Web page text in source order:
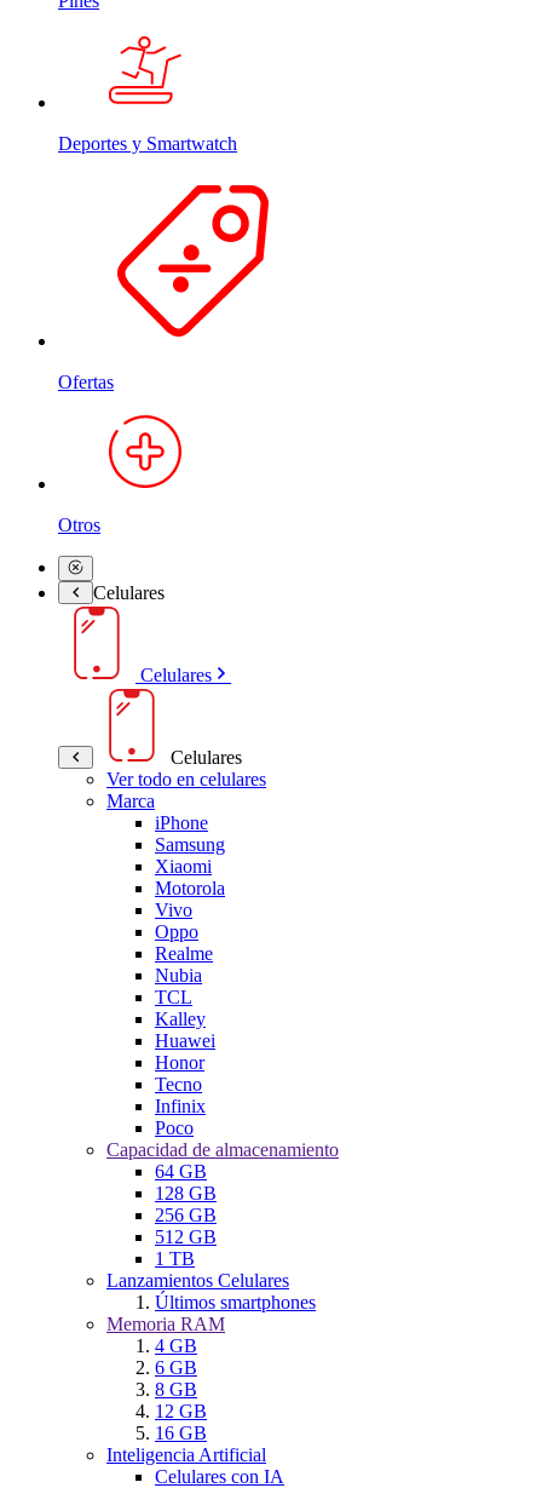
Deportes y Smartwatch
Ofertas
Otros
Celulares
Celulares
Celulares
Ver todo en celulares
Marca
iPhone
Samsung
Xiaomi
Motorola
Vivo
Oppo
Realme
Nubia
TCL
Kalley
Huawei
Honor
Tecno
Infinix
Poco
Capacidad de almacenamiento
64 GB
128 GB
256 GB
512 GB
1 TB
Lanzamientos Celulares
Últimos smartphones
Memoria RAM
4 GB
6 GB
8 GB
12 GB
16 GB
Inteligencia Artificial
Celulares con IA